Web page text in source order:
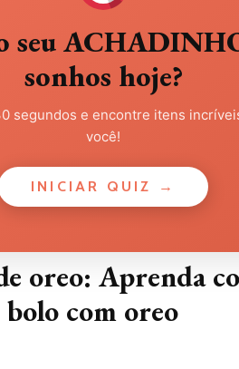
seu
sonhos hoje?
segundos e encontre itens
você!
INICIAR QUIZ →
oreo: Aprenda
com oreo